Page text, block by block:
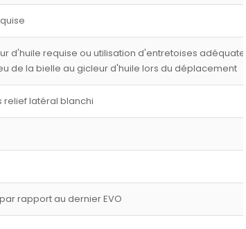
d'huile requise ou utilisation d'entretoises adéquates,
de la bielle au gicleur d'huile lors du déplacement
latéral blanchi
rapport au dernier EVO